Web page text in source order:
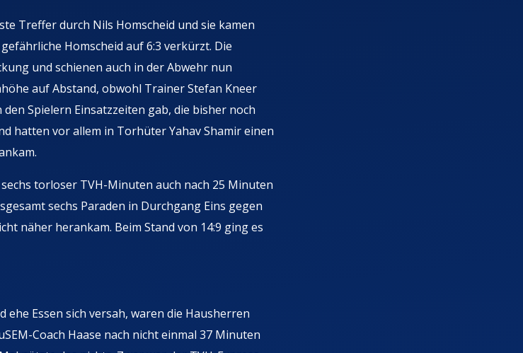
Treffer durch Nils Homscheid und sie kamen
Homscheid auf 6:3 verkürzt. Die
und schienen auch in der Abwehr nun
auf Abstand, obwohl Trainer Stefan Kneer
Spielern Einsatzzeiten gab, die bisher noch
hatten vor allem in Torhüter Yahav Shamir einen
torloser TVH-Minuten auch nach 25 Minuten
sechs Paraden in Durchgang Eins gegen
näher herankam. Beim Stand von 14:9 ging es
Essen sich versah, waren die Hausherren
Coach Haase nach nicht einmal 37 Minuten